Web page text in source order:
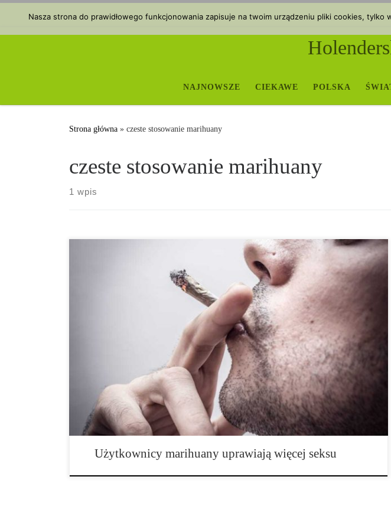
Przejdź do treści
NAJNOWSZE CIEKAWE POLSKA
Strona główna » czeste stosowanie marihuany
czeste stosowanie marihuany
1 wpis
Nowe badanie: Użytkownicy marihuany uprawiają więcej seksu. Wyniki badania na
Stanford pokazują to, co już wiemy od zawsze: jeśli palisz więcej marihuany, uprawiasz
więcej seksu. Badanie przeprowadzone zostało przez Stanford University School of
Medicine i opublikowane w Journal of Sexual Medicine zaledwie kilka dni temu.
Naukowcy przyjrzeli się wynikom ankiety z udziałem ponad 50 tysięcy uczestników obu
Użytkownicy marihuany uprawiają więcej seksu
Nasza strona do prawidłowego funkcjonowania zapisuje na twoim urządzeniu pliki cookies,